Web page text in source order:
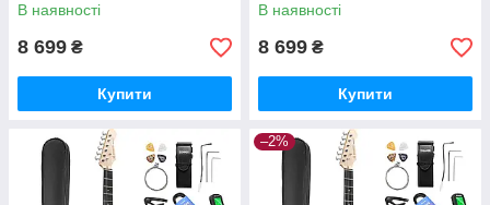
В наявності
8 699 ₴
Купити
В наявності
8 699 ₴
Купити
–2%